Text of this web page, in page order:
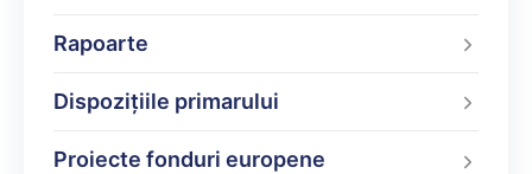
Rapoarte
Dispoziţiile primarului
Proiecte fonduri europene